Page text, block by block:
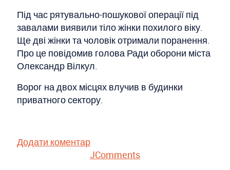
Під час рятувально-пошукової операції під
завалами виявили тіло жінки похилого віку.
Ще дві жінки та чоловік отримали поранення.
Про це повідомив голова Ради оборони міста
Олександр Вілкул.
Ворог на двох місцях влучив в будинки
приватного сектору.
Додати коментар
JComments